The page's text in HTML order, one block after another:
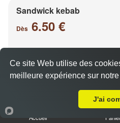
Sandwick kebab
Dès 6.50 €
Salade, tomates, oignons,
Accueil Panier
Ce site Web utilise des
meilleure expérience sur
J'ai